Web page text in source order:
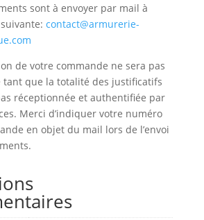
sont à envoyer par mail à
suivante: contact@armurerie-
com
de votre commande ne sera pas
tant que la totalité des justificatifs
réceptionnée et authentifiée par
Merci d’indiquer votre numéro
en objet du mail lors de l’envoi